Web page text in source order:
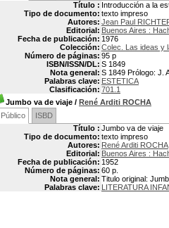
Título : Introducción a la
Tipo de documento: texto impreso
Autores: Jean Paul
Editorial: Buenos Aires :
Fecha de publicación: 1976
Colección: Colec. Las ideas y
Número de páginas: 95 p
ISBN/ISSN/DL: S 1849
Nota general: S 1849 Prólogo: J.
Palabras clave: ESTETICA
Clasificación: 701.1
Jumbo va de viaje / René Arditi ROCHA
Público
ISBD
Título : Jumbo va de viaje
Tipo de documento: texto impreso
Autores: René Arditi ROCHA
Editorial: Buenos Aires :
Fecha de publicación: 1952
Número de páginas: 60 p.
Nota general: Titulo original:
Palabras clave: LITERATURA